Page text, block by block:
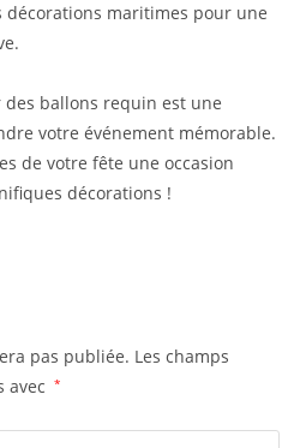
décorations maritimes pour une
ballons requin est une
votre événement mémorable.
de votre fête une occasion
décorations !
pas publiée. Les champs
avec
*